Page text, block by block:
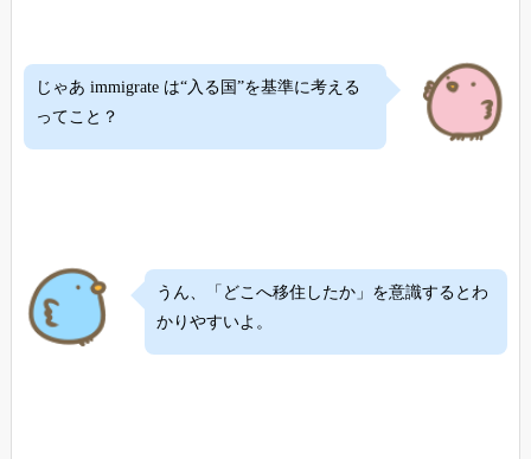
じゃあ immigrate は“入る国”を基準に考える
ってこと？
うん、「どこへ移住したか」を意識するとわ
かりやすいよ。